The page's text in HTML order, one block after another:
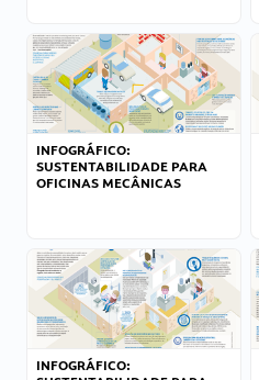
INFOGRÁFICO:
SUSTENTABILIDADE PARA
OFICINAS MECÂNICAS
INFOGRÁFICO: